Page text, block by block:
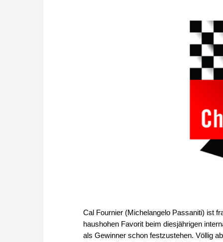
Cal Fournier (Michelangelo Passaniti) ist
haushohen Favorit beim diesjährigen
als Gewinner schon festzustehen. Völlig